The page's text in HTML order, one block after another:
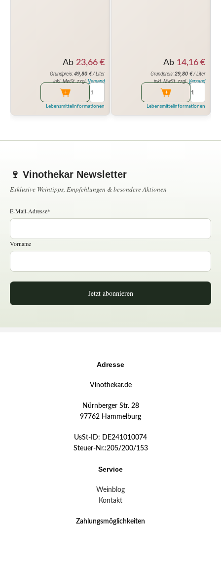
Ab 23,66 €
Grundpreis:49,80 €/ Liter
inkl. MwSt. zzgl. Versand
Lebensmittelinformationen
Ab 14,16 €
Grundpreis:29,80 €/ Liter
inkl. MwSt. zzgl. Versand
Lebensmittelinformationen
🍷 Vinothekar Newsletter
Exklusive Weintipps, Empfehlungen & besondere Aktionen
E-Mail-Adresse*
Vorname
Jetzt abonnieren
Adresse
Vinothekar.de
Nürnberger Str. 28
97762 Hammelburg
UsSt-ID: DE241010074
Steuer-Nr.:205/200/153
Service
Weinblog
Kontakt
Zahlungsmöglichkeiten